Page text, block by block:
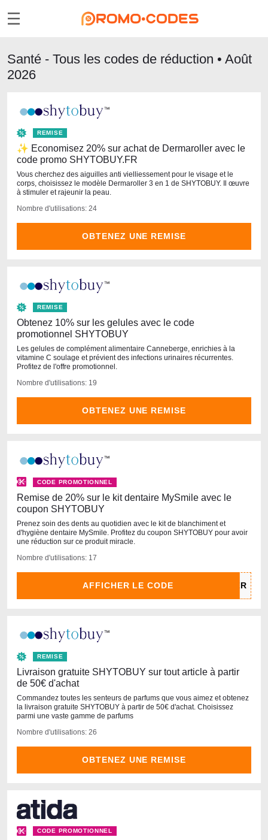
Santé - Tous les codes de réduction • Août
2026
REMISE
✨ Economisez 20% sur achat de Dermaroller avec le
code promo SHYTOBUY.FR
Vous cherchez des aiguilles anti vielliessement pour le visage et le
corps, choisissez le modèle Dermaroller 3 en 1 de SHYTOBUY. Il œuvre
à stimuler et rajeunir la peau.
Nombre d'utilisations: 24
OBTENEZ UNE REMISE
REMISE
Obtenez 10% sur les gelules avec le code
promotionnel SHYTOBUY
Les gelules de complément alimentaire Canneberge, enrichies à la
vitamine C soulage et prévient des infections urinaires récurrentes.
Profitez de l'offre promotionnel.
Nombre d'utilisations: 19
OBTENEZ UNE REMISE
CODE PROMOTIONNEL
Remise de 20% sur le kit dentaire MySmile avec le
coupon SHYTOBUY
Prenez soin des dents au quotidien avec le kit de blanchiment et
d'hygiène dentaire MySmile. Profitez du coupon SHYTOBUY pour avoir
une réduction sur ce produit miracle.
Nombre d'utilisations: 17
AFFICHER LE CODE
REMISE
Livraison gratuite SHYTOBUY sur tout article à partir
de 50€ d'achat
Commandez toutes les senteurs de parfums que vous aimez et obtenez
la livraison gratuite SHYTOBUY à partir de 50€ d'achat. Choisissez
parmi une vaste gamme de parfums
Nombre d'utilisations: 26
OBTENEZ UNE REMISE
CODE PROMOTIONNEL